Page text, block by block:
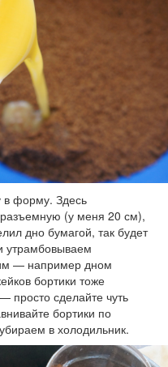
в форму. Здесь
(у меня 20 см),
дно бумагой, так будет
утрамбовываем
— например дном
бортики тоже
просто сделайте чуть
бортики по
в холодильник.